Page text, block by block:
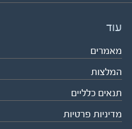
עוד
מאמרים
המלצות
תנאים כלליים
מדיניות פרטיות